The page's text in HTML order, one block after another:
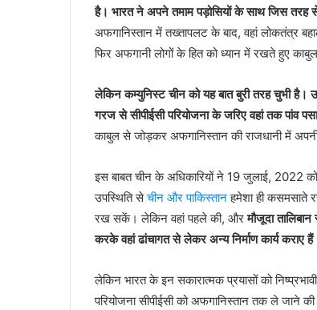
है। भारत ने अपने तमाम पड़ोसियों के साथ जिस तरह
अफगानिस्तान में तख्तापलट के बाद, वहां लोकतंत्र
फिर अफगानी लोगों के हित को ध्यान में रखते हुए
लेकिन कम्युनिस्ट चीन को यह बात बुरी तरह चुभी
गरज से सीपीईसी परियोजना के जरिए वहां तक पांव
काबुल से जोड़कर अफगानिस्तान की राजधानी में
इस बाबत चीन के अधिकारियों ने 19 जुलाई, 2022
उपस्थिति सेचीन और पाकिस्तानहमेशा ही कसमसाते
रख सकें। लेकिन वहां पहले की, औरमौजूदा
करके वहां ढांचागत से लेकर अन्य निर्माण कार्य कराए
लेकिन भारत के इन सकारात्मक प्रयासों को
परियोजना सीपीईसी को अफगानिस्तान तक ले जाने